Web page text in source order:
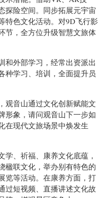
探险空间。同步拓展元宇宙
特色文化活动。对9D飞行影
节，全方位升级智慧文旅体
和外部学习，经常出资派出
种学习、培训，全面提升员
观音山通过文化创新赋能文
形象，请问观音山下一步如
在现代文旅场景中焕发生
学、祈福、康养文化底蕴，
楹联文化，举办别有特色的
览等活动。在康养方面，打
过短视频、直播讲述文化故